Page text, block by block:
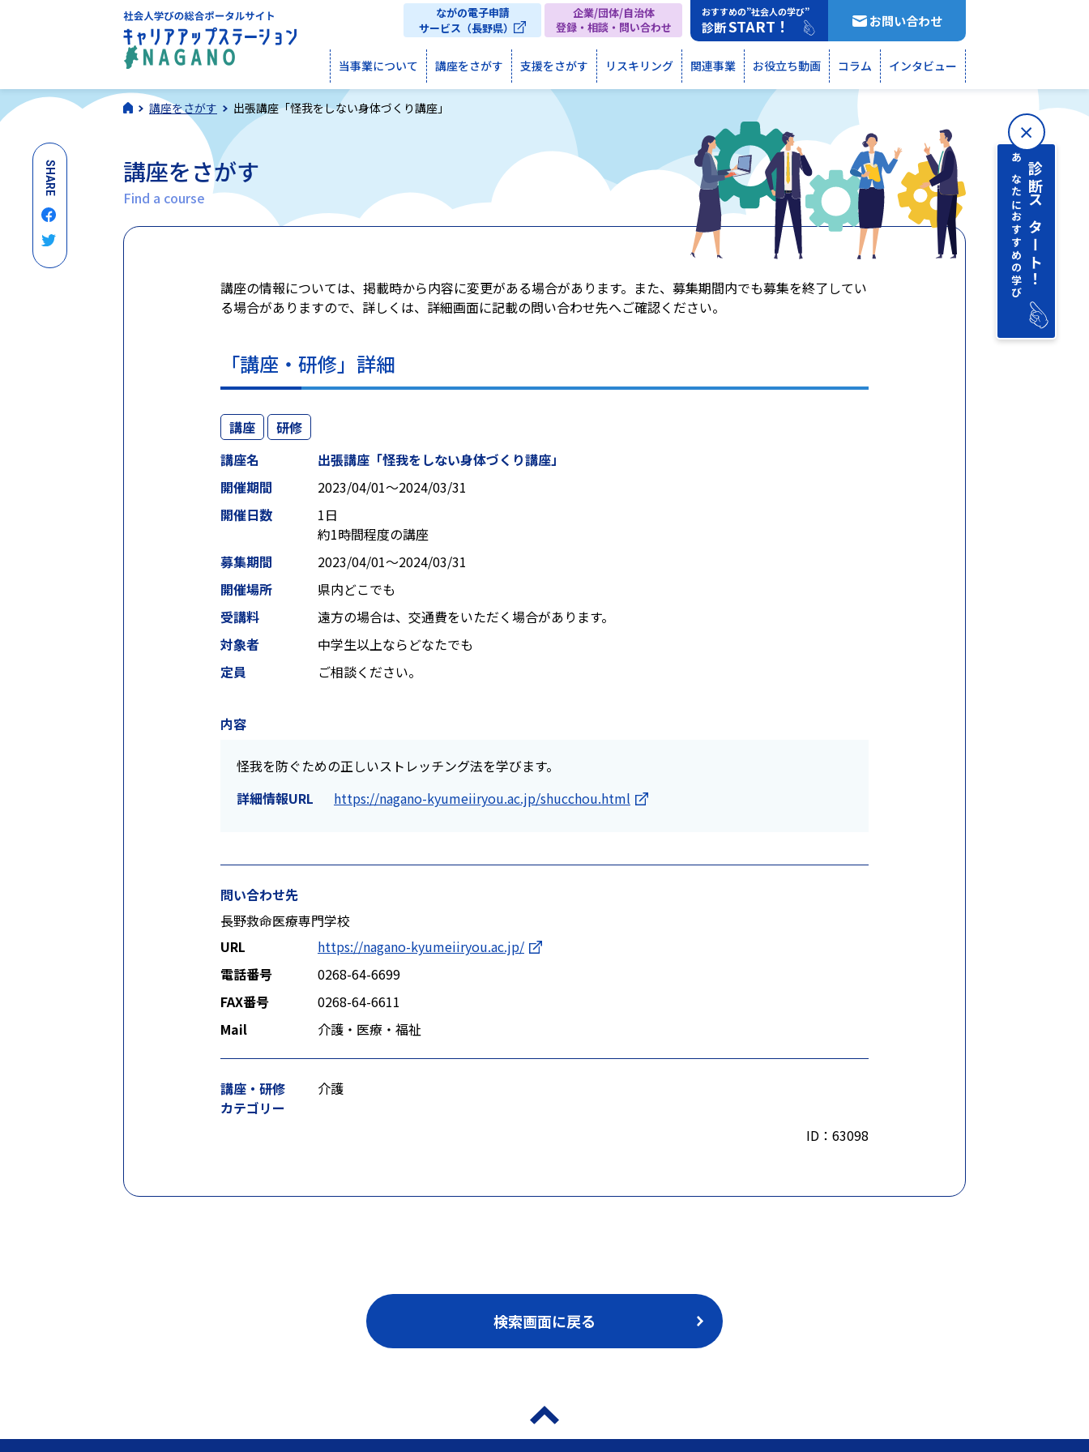
当事業について 講座をさがす 支援をさがす リスキリング 関連事業 お役立ち動画 コラム インタビュー
おすすめの”社会人の学び”
診断START！
企業/団体/自治体
登録・相談・問い合わせ
ながの電子申請
サービス（長野県）
お問い合わせ
講座をさがす 出張講座「怪我をしない身体づくり講座」
講座をさがす
Find a course
講座の情報については、掲載時から内容に変更がある場合があります。また、募集期間内でも募集を終了してい
る場合がありますので、詳しくは、詳細画面に記載の問い合わせ先へご確認ください。
「講座・研修」詳細
講座
研修
講座名
出張講座「怪我をしない身体づくり講座」
開催期間
2023/04/01〜2024/03/31
開催日数
1日
約1時間程度の講座
募集期間
2023/04/01〜2024/03/31
開催場所
県内どこでも
受講料
遠方の場合は、交通費をいただく場合があります。
対象者
中学生以上ならどなたでも
定員
ご相談ください。
内容
怪我を防ぐための正しいストレッチング法を学びます。
詳細情報URL
https://nagano-kyumeiiryou.ac.jp/shucchou.html
問い合わせ先
長野救命医療専門学校
URL
https://nagano-kyumeiiryou.ac.jp/
電話番号
0268-64-6699
FAX番号
0268-64-6611
Mail
介護・医療・福祉
講座・研修
カテゴリー
介護
ID：63098
検索画面に戻る
SHARE あなたにおすすめの学び診断 スタート！